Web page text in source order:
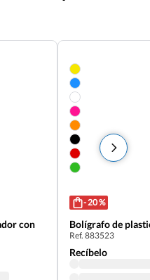
con
- 20 %
Bolígrafo de
Ref. 883523
Recíbelo